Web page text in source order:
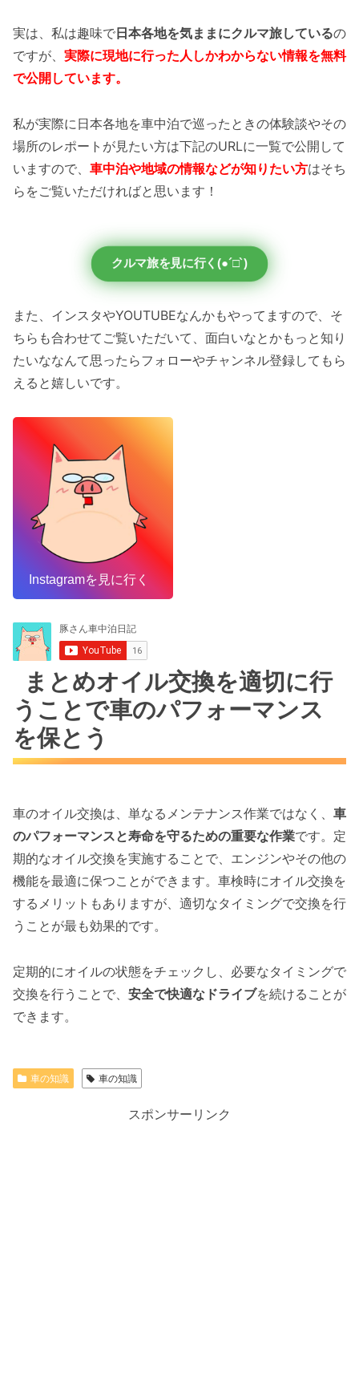
実は、私は趣味で日本各地を気ままにクルマ旅しているの
ですが、 実際に現地に行った人しかわからない情報を無料
で公開しています。
私が実際に日本各地を車中泊で巡ったときの体験談やその
場所のレポートが見たい方は下記のURLに一覧で公開して
いますので、 車中泊や地域の情報などが知りたい方はそち
らをご覧いただければと思います！
クルマ旅を見に行く(●´□`)
また、インスタやYOUTUBEなんかもやってますので、そ
ちらも合わせてご覧いただいて、面白いなとかもっと知り
たいななんて思ったらフォローやチャンネル登録してもら
えると嬉しいです。
Instagramを見に行く
まとめオイル交換を適切に行
うことで車のパフォーマンス
を保とう
車のオイル交換は、単なるメンテナンス作業ではなく、 車
のパフォーマンスと寿命を守るための重要な作業です。定
期的なオイル交換を実施することで、エンジンやその他の
機能を最適に保つことができます。車検時にオイル交換を
するメリットもありますが、適切なタイミングで交換を行
うことが最も効果的です。
定期的にオイルの状態をチェックし、必要なタイミングで
交換を行うことで、 安全で快適なドライブを続けることが
できます。
車の知識 車の知識
スポンサーリンク